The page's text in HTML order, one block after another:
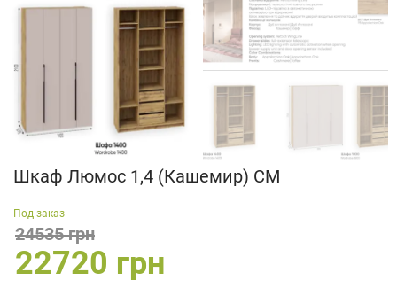
Шкаф Люмос 1,4 (Кашемир) СМ
Под заказ
22720 грн
24535 грн